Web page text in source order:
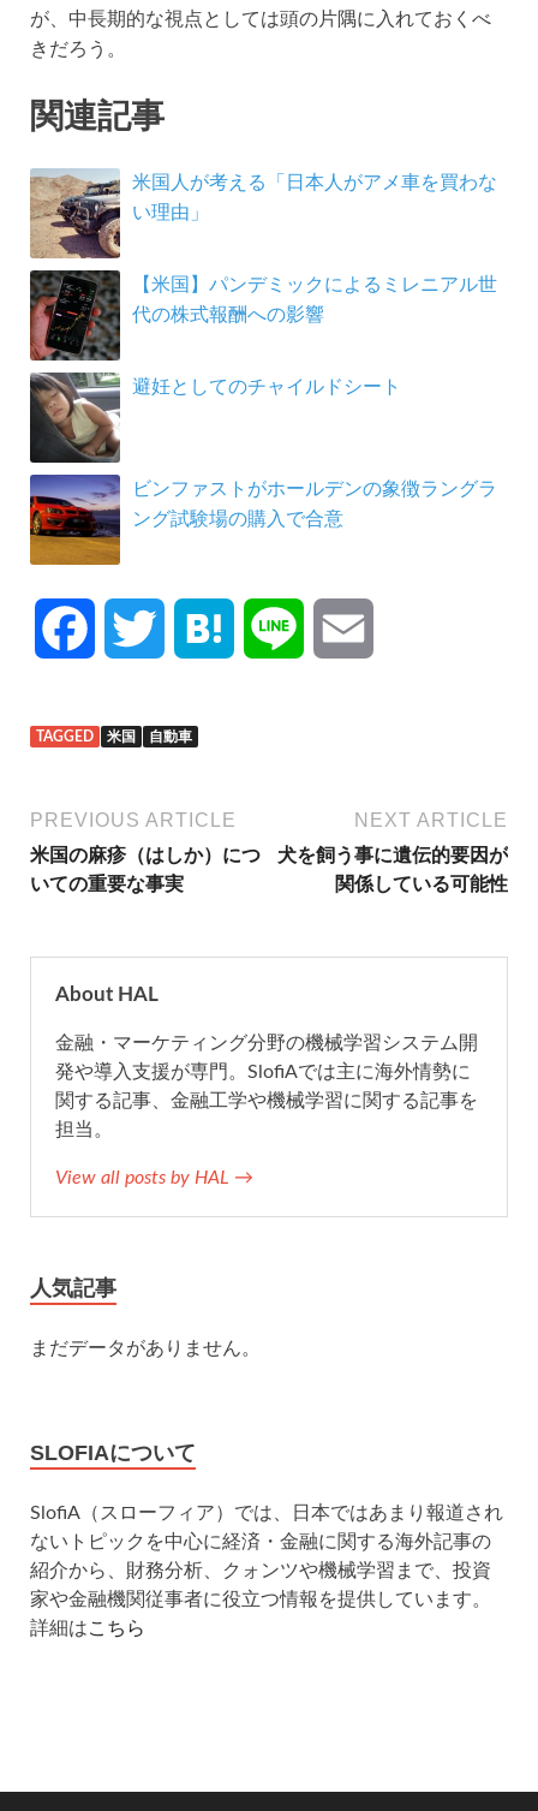
が、中長期的な視点としては頭の片隅に入れておくべ
きだろう。
関連記事
米国人が考える「日本人がアメ車を買わな
い理由」
【米国】パンデミックによるミレニアル世
代の株式報酬への影響
避妊としてのチャイルドシート
ビンファストがホールデンの象徴ラングラ
ング試験場の購入で合意
c
e
b
o
k
i
t
t n
i
l
TAGGED 米国 自動車
PREVIOUS ARTICLE
米国の麻疹（はしか）につ
いての重要な事実
NEXT ARTICLE
犬を飼う事に遺伝的要因が
関係している可能性
About HAL
金融・マーケティング分野の機械学習システム開
発や導入支援が専門。SlofiAでは主に海外情勢に
関する記事、金融工学や機械学習に関する記事を
担当。
View all posts by HAL →
人気記事
まだデータがありません。
SLOFIAについて
SlofiA（スローフィア）では、日本ではあまり報道され
ないトピックを中心に経済・金融に関する海外記事の
紹介から、財務分析、クォンツや機械学習まで、投資
家や金融機関従事者に役立つ情報を提供しています。
詳細はこちら